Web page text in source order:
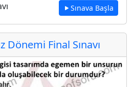
Sınava Başla
Dönemi Final Sınavı